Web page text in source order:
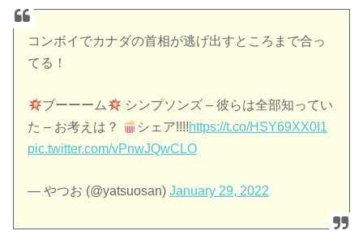
コンボイでカナダの首相が逃げ出すところまで合っ
てる！
ブーーーム
シンプソンズ – 彼らは全部知ってい
た – お考えは？
シェア!!!!https://t.co/HSY69XX0I1
pic.twitter.com/vPnwJQwCLO
— やつお (@yatsuosan)January 29, 2022